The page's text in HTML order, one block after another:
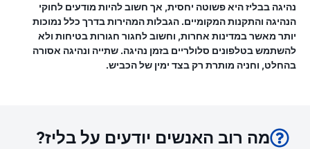
נהיגה בבליז היא פשוטה יחסית, אך חשוב להיות מודעים לחוקי
הנהיגה והתקנות המקומיים. הגבלות המהירות בדרך כלל נמוכות
יותר מאשר במדינות אחרות, וחשוב לחגור חגורות בטיחות ולא
להשתמש בטלפונים סלולריים בזמן נהיגה. שתייה ונהיגה אסורה
בהחלט, וחניה מותרת רק בצד ימין של הכביש.
מה רוב האנשים יודעים על בליז?